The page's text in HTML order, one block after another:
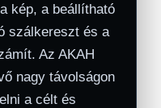
kép, a beállítható
szálkereszt és a
Az AKAH
nagy távolságon
a célt és